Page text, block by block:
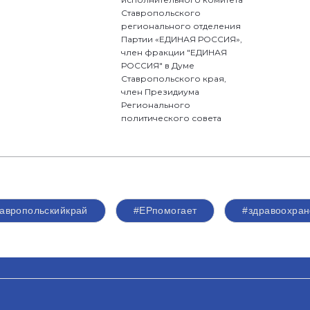
Ставропольского
регионального отделения
Партии «ЕДИНАЯ РОССИЯ»,
член фракции "ЕДИНАЯ
РОССИЯ" в Думе
Ставропольского края,
член Президиума
Регионального
политического совета
#ЕРпомогает